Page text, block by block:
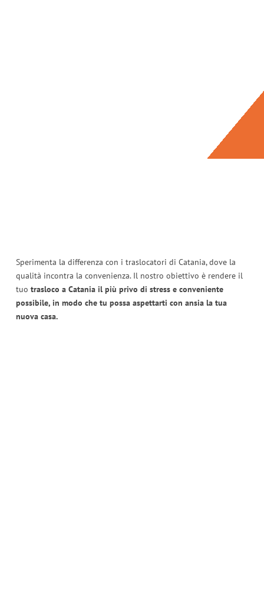
Sperimenta la differenza con i traslocatori di Catania, dove la
qualità incontra la convenienza. Il nostro obiettivo è rendere il
tuo trasloco a Catania il più privo di stress e conveniente
possibile, in modo che tu possa aspettarti con ansia la tua
nuova casa.